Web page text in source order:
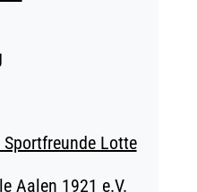
Lotte
Aalen 1921 e.V.